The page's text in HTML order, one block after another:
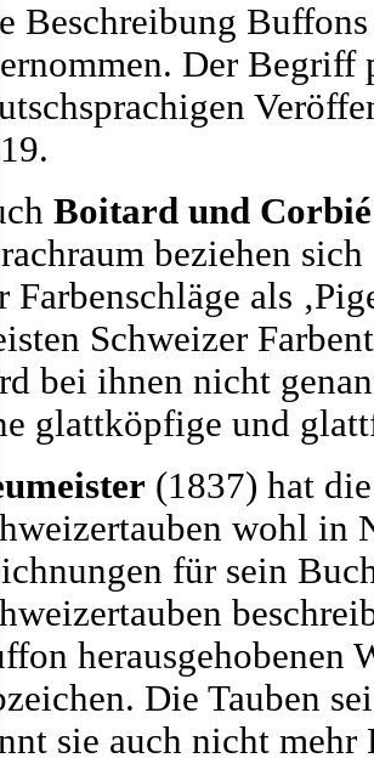
Beschreibung
Der Begriff
Boitard und Corbié
beziehen
Farbenschläge als
Schweizer
bei ihnen nicht
glattköpfige und
(1837) hat
wohl in
für sein
herausgehobenen
Die Tauben
sie auch nicht mehr